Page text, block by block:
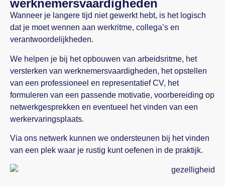
werknemersvaardigheden
Wanneer je langere tijd niet gewerkt hebt, is het logisch
dat je moet wennen aan werkritme, collega’s en
verantwoordelijkheden.
We helpen je bij het opbouwen van arbeidsritme, het
versterken van werknemersvaardigheden, het opstellen
van een professioneel en representatief CV, het
formuleren van een passende motivatie, voorbereiding op
netwerkgesprekken en eventueel het vinden van een
werkervaringsplaats.
Via ons netwerk kunnen we ondersteunen bij het vinden
van een plek waar je rustig kunt oefenen in de praktijk.